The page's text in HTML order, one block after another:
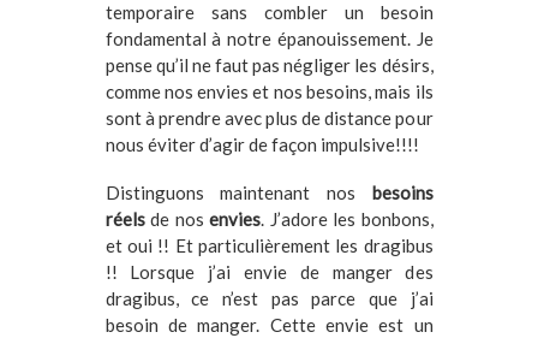
temporaire sans combler un besoin
fondamental à notre épanouissement. Je
pense qu’il ne faut pas négliger les désirs,
comme nos envies et nos besoins, mais ils
sont à prendre avec plus de distance pour
nous éviter d’agir de façon impulsive!!!!
Distinguons maintenant nos besoins
réelsde nos envies. J’adore les bonbons,
et oui !! Et particulièrement les dragibus
!! Lorsque j’ai envie de manger des
dragibus, ce n’est pas parce que j’ai
besoin de manger. Cette envie est un